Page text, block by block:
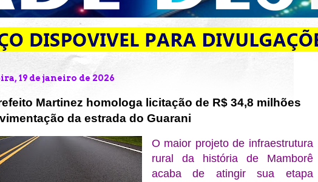
19 de janeiro de 2026
Martinez homologa licitação de R$ 34,8 milhões
da estrada do Guarani
O maior projeto de infraestrutura
rural da história de Mamborê
acaba de atingir sua etapa